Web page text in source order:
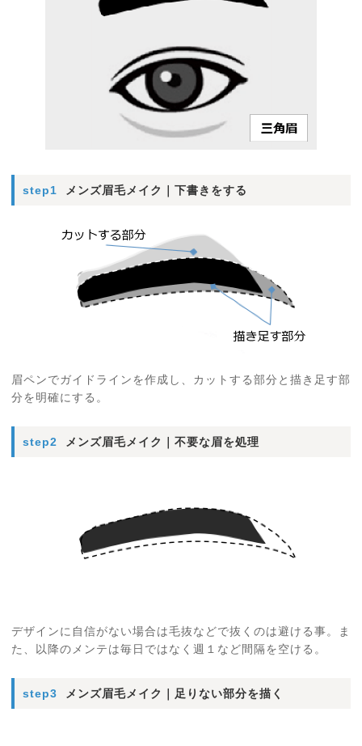
step1 メンズ眉毛メイク｜下書きをする
眉ペンでガイドラインを作成し、カットする部分と描き足す部
分を明確にする。
step2 メンズ眉毛メイク｜不要な眉を処理
デザインに自信がない場合は毛抜などで抜くのは避ける事。ま
た、以降のメンテは毎日ではなく週１など間隔を空ける。
step3 メンズ眉毛メイク｜足りない部分を描く